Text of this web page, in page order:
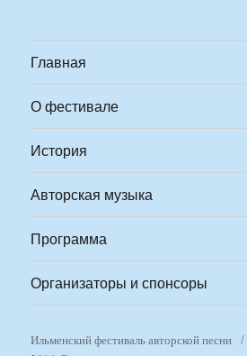
Главная
О фестивале
История
Авторская музыка
Программа
Организаторы и спонсоры
Ильменский фестиваль авторской песни